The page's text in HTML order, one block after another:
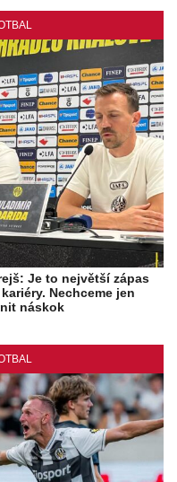
Je to největší zápas
kariéry. Nechceme jen
náskok